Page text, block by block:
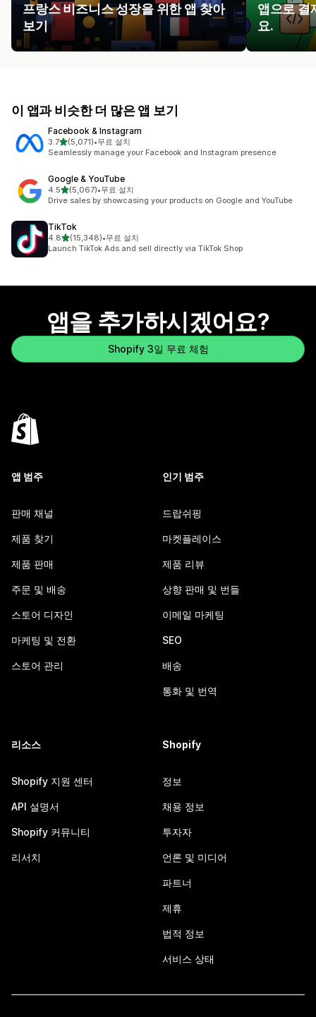
프랑스 비즈니스 성장을 위한 앱 찾아
보기
앱으로 결
요.
이 앱과 비슷한 더 많은 앱 보기
Facebook & Instagram
3.7별 5개 중
(5,071)
총 리뷰 5071개
•무료 설치
Seamlessly manage your Facebook and Instagram presence
Google & YouTube
4.5별 5개 중
(5,067)
총 리뷰 5067개
•무료 설치
Drive sales by showcasing your products on Google and YouTube
TikTok
4.8별 5개 중
(15,348)
총 리뷰 15348개
•무료 설치
Launch TikTok Ads and sell directly via TikTok Shop
앱을 추가하시겠어요?
Shopify 3일 무료 체험
앱 범주
판매 채널
제품 찾기
제품 판매
주문 및 배송
스토어 디자인
마케팅 및 전환
스토어 관리
인기 범주
드랍쉬핑
마켓플레이스
제품 리뷰
상향 판매 및 번들
이메일 마케팅
SEO
배송
통화 및 번역
리소스
Shopify 지원 센터
API 설명서
Shopify 커뮤니티
리서치
Shopify
정보
채용 정보
투자자
언론 및 미디어
파트너
제휴
법적 정보
서비스 상태